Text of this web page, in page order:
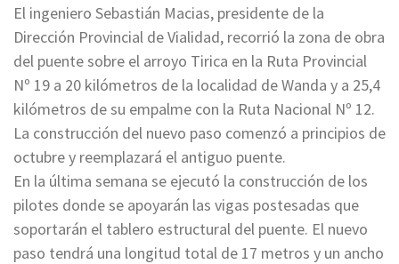
El ingeniero Sebastián Macias, presidente de la
Dirección Provincial de Vialidad, recorrió la zona de obra
del puente sobre el arroyo Tirica en la Ruta Provincial
Nº 19 a 20 kilómetros de la localidad de Wanda y a 25,4
kilómetros de su empalme con la Ruta Nacional Nº 12.
La construcción del nuevo paso comenzó a principios de
octubre y reemplazará el antiguo puente.
En la última semana se ejecutó la construcción de los
pilotes donde se apoyarán las vigas postesadas que
soportarán el tablero estructural del puente. El nuevo
paso tendrá una longitud total de 17 metros y un ancho